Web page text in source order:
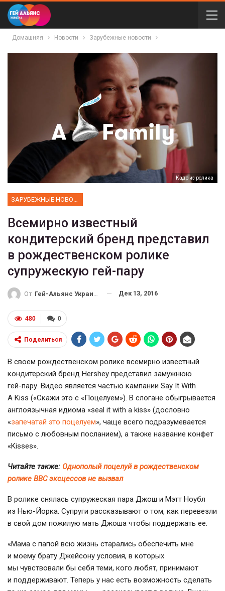
Домашняя Новости Зарубежные новости
Кадр из ролика
ЗАРУБЕЖНЫЕ НОВОСТИ
Всемирно известный
кондитерский бренд представил
в рождественском ролике
супружескую гей-пару
От Гей-Альянс Украина Дек 13, 2016
0
480
Поделиться
В своем рождественском ролике всемирно известный
кондитерский бренд Hershey представил замужнюю
гей-пару. Видео является частью кампании Say It With
A Kiss («Скажи это с «Поцелуем»). В слогане обыгрывается
англоязычная идиома «seal it with a kiss» (дословно
«запечатай это поцелуем», чаще всего подразумевается
письмо с любовным посланием), а также название конфет
«Kisses».
Читайте также: Однополый поцелуй в рождественском
ролике ВВС эксцессов не вызвал
В ролике снялась супружеская пара Джош и Мэтт Ноубл
из Нью-Йорка. Супруги рассказывают о том, как перевезли
в свой дом пожилую мать Джоша чтобы поддержать ее.
«Мама с папой всю жизнь старались обеспечить мне
и моему брату Джейсону условия, в которых
мы чувствовали бы себя теми, кого любят, принимают
и поддерживают. Теперь у нас есть возможность сделать